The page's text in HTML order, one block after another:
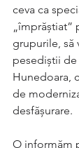
ceva ca
„împrăștiat”
grupurile, să
pesediștii
Hunedoara,
de
desfășurare.
O informăm